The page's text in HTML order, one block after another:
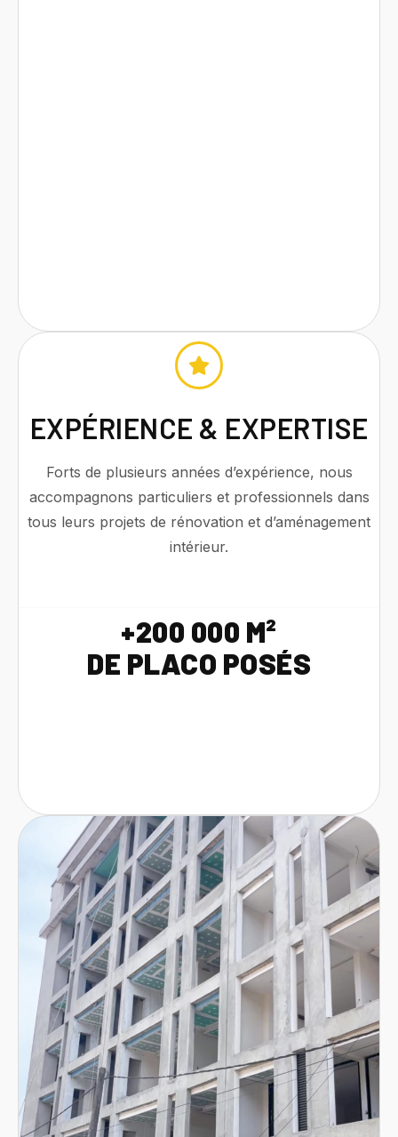
EXPÉRIENCE & EXPERTISE
Forts de plusieurs années d’expérience, nous
accompagnons particuliers et professionnels dans
tous leurs projets de rénovation et d’aménagement
intérieur.
+200 000 M²
DE PLACO POSÉS